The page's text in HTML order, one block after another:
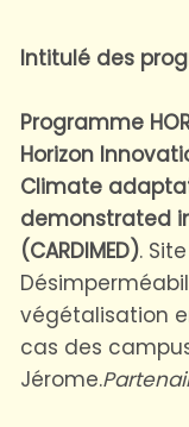
Intitulé des
Programme
Horizon
Climate
demonstrated
(CARDIMED).
végétalisation
cas des
Jérome.